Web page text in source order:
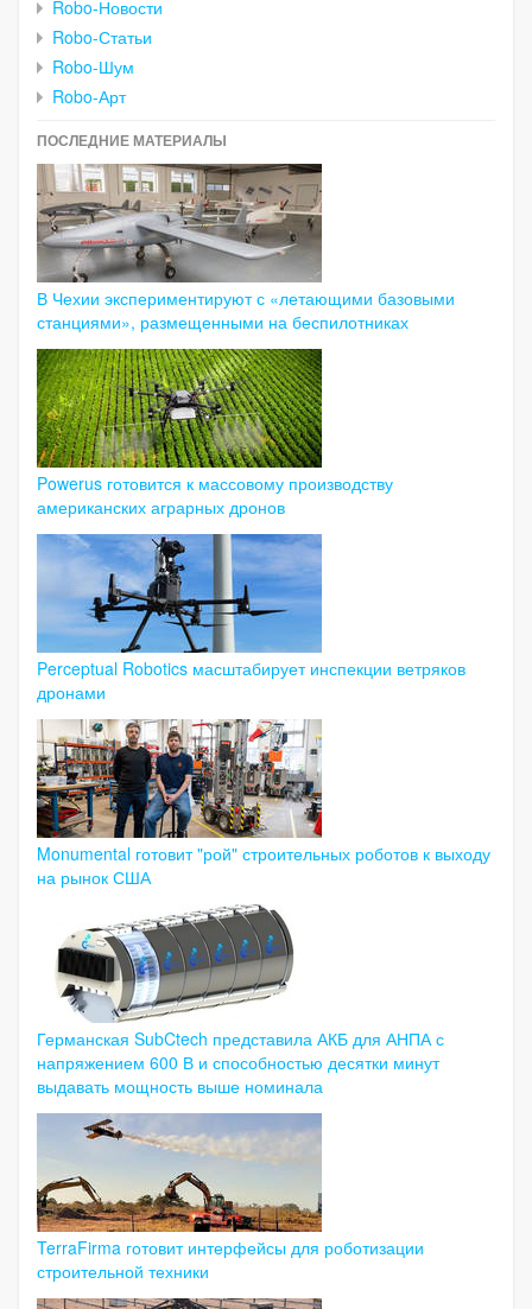
Robo-Новости
Robo-Статьи
Robo-Шум
Robo-Арт
ПОСЛЕДНИЕ МАТЕРИАЛЫ
В Чехии экспериментируют с «летающими базовыми
станциями», размещенными на беспилотниках
Powerus готовится к массовому производству
американских аграрных дронов
Perceptual Robotics масштабирует инспекции ветряков
дронами
Monumental готовит "рой" строительных роботов к выходу
на рынок США
Германская SubCtech представила АКБ для АНПА с
напряжением 600 В и способностью десятки минут
выдавать мощность выше номинала
TerraFirma готовит интерфейсы для роботизации
строительной техники